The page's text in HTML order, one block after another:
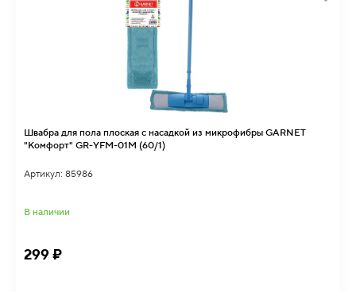
Швабра для пола плоская с насадкой из микрофибры GARNET
"Комфорт" GR-YFM-01M (60/1)
Артикул: 85986
В наличии
299 ₽